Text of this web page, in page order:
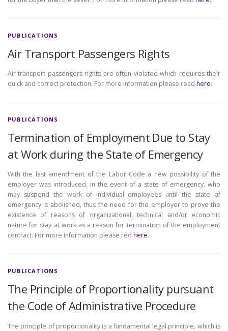
PUBLICATIONS
Air Transport Passengers Rights
Air transport passengers rights are often violated which requires their
quick and correct protection. For more information please read here.
PUBLICATIONS
Termination of Employment Due to Stay
at Work during the State of Emergency
With the last amendment of the Labor Code a new possibility of the
employer was introduced, in the event of a state of emergency, who
may suspend the work of individual employees until the state of
emergency is abolished, thus the need for the employer to prove the
existence of reasons of organizational, technical and/or economic
nature for stay at work as a reason for termination of the employment
contract. For more information please red here.
PUBLICATIONS
The Principle of Proportionality pursuant
the Code of Administrative Procedure
The principle of proportionality is a fundamental legal principle, which is